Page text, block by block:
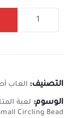
التصنيف: العاب
الوسوم: لعبة
Circling Bead